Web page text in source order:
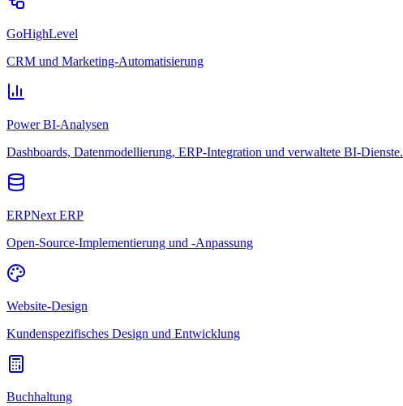
GoHighLevel
CRM und Marketing-Automatisierung
Power BI-Analysen
Dashboards, Datenmodellierung, ERP-Integration und verwaltete BI-Dienste.
ERPNext ERP
Open-Source-Implementierung und -Anpassung
Website-Design
Kundenspezifisches Design und Entwicklung
Buchhaltung